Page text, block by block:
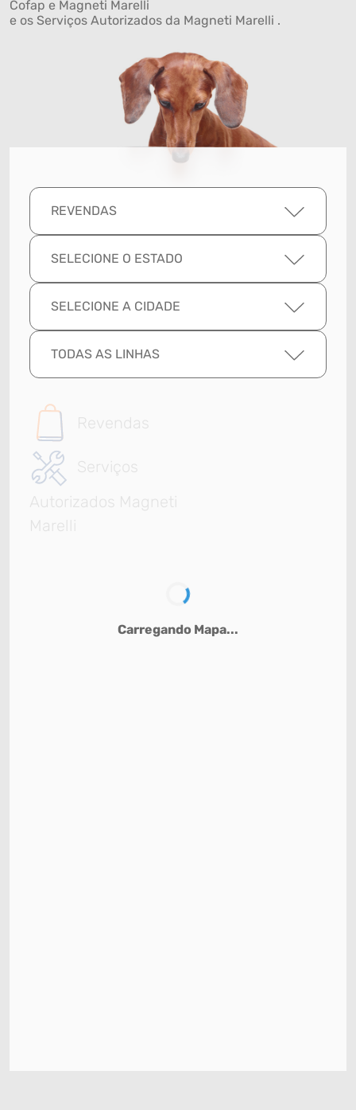
Cofap e Magneti Marelli
e os Serviços Autorizados da Magneti Marelli .
REVENDAS
SELECIONE O ESTADO
SELECIONE A CIDADE
TODAS AS LINHAS
Revendas
Serviços
Autorizados Magneti
Marelli
Carregando Mapa...